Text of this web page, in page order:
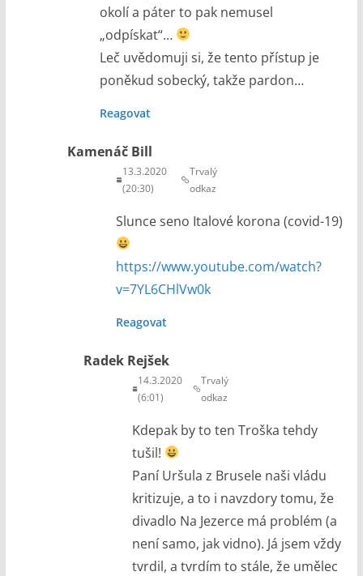
okolí a páter to pak nemusel
„odpískat“…
Leč uvědomuji si, že tento přístup je
poněkud sobecký, takže pardon…
Reagovat
Kamenáč Bill
13.3.2020
(20:30)
Trvalý
odkaz
Slunce seno Italové korona (covid-19)
https://www.youtube.com/watch?
v=7YL6CHlVw0k
Reagovat
Radek Rejšek
14.3.2020
(6:01)
Trvalý
odkaz
Kdepak by to ten Troška tehdy
tušil!
Paní Uršula z Brusele naši vládu
kritizuje, a to i navzdory tomu, že
divadlo Na Jezerce má problém (a
není samo, jak vidno). Já jsem vždy
tvrdil, a tvrdím to stále, že umělec